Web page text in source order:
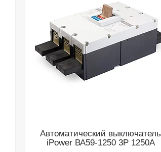
Автоматический выключатель
iPower ВА59-1250 3P 1250A